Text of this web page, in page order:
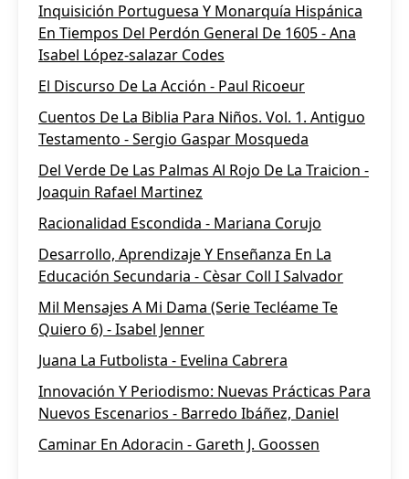
Inquisición Portuguesa Y Monarquía Hispánica
En Tiempos Del Perdón General De 1605 - Ana
Isabel López-salazar Codes
El Discurso De La Acción - Paul Ricoeur
Cuentos De La Biblia Para Niños. Vol. 1. Antiguo
Testamento - Sergio Gaspar Mosqueda
Del Verde De Las Palmas Al Rojo De La Traicion -
Joaquin Rafael Martinez
Racionalidad Escondida - Mariana Corujo
Desarrollo, Aprendizaje Y Enseñanza En La
Educación Secundaria - Cèsar Coll I Salvador
Mil Mensajes A Mi Dama (Serie Tecléame Te
Quiero 6) - Isabel Jenner
Juana La Futbolista - Evelina Cabrera
Innovación Y Periodismo: Nuevas Prácticas Para
Nuevos Escenarios - Barredo Ibáñez, Daniel
Caminar En Adoracin - Gareth J. Goossen